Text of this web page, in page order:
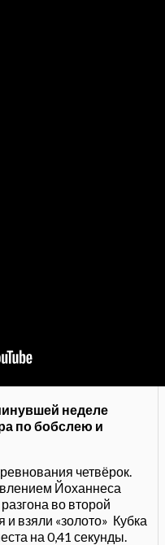
неделе
по бобслею и
четвёрок.
Йоханнеса
во второй
взяли «золото» Кубка
на 0,41 секунды.